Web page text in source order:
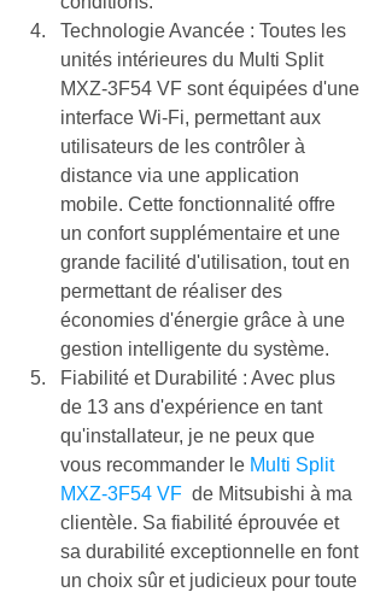
Technologie Avancée : Toutes les
unités intérieures du Multi Split
MXZ-3F54 VF sont équipées d'une
interface Wi-Fi, permettant aux
utilisateurs de les contrôler à
distance via une application
mobile. Cette fonctionnalité offre
un confort supplémentaire et une
grande facilité d'utilisation, tout en
permettant de réaliser des
économies d'énergie grâce à une
gestion intelligente du système.
Fiabilité et Durabilité : Avec plus
de 13 ans d'expérience en tant
qu'installateur, je ne peux que
vous recommander le Multi Split
MXZ-3F54 VF de Mitsubishi à ma
clientèle. Sa fiabilité éprouvée et
sa durabilité exceptionnelle en font
un choix sûr et judicieux pour toute